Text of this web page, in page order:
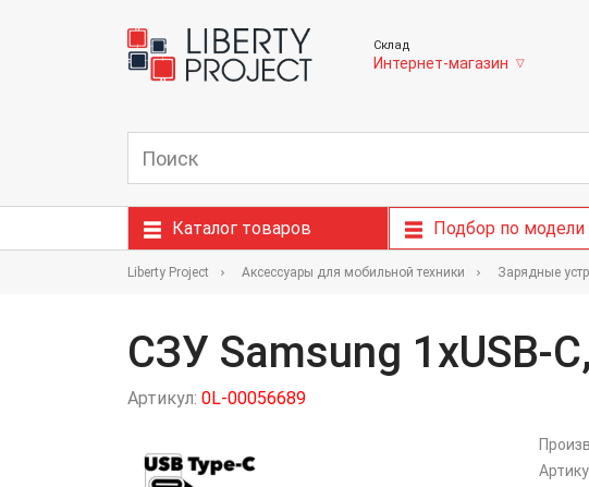
Склад
Интернет-магазин ▽
Каталог товаров Подбор по модели
Liberty Project Аксессуары для мобильной техники Зарядные
СЗУ Samsung 1xUSB-
Артикул: 0L-00056689